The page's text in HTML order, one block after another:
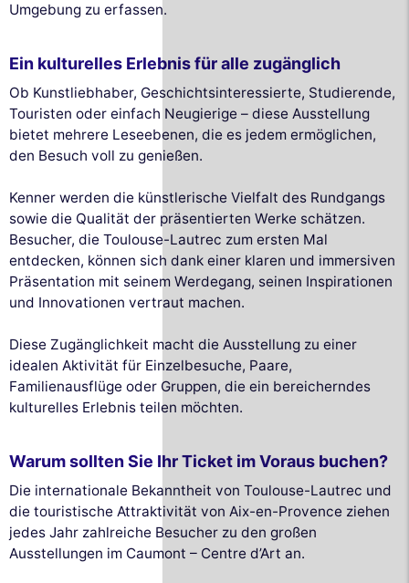
Umgebung zu erfassen.
Ein kulturelles Erlebnis für alle zugänglich
Ob Kunstliebhaber, Geschichtsinteressierte, Studierende,
Touristen oder einfach Neugierige – diese Ausstellung
bietet mehrere Leseebenen, die es jedem ermöglichen,
den Besuch voll zu genießen.
Kenner werden die künstlerische Vielfalt des Rundgangs
sowie die Qualität der präsentierten Werke schätzen.
Besucher, die Toulouse-Lautrec zum ersten Mal
entdecken, können sich dank einer klaren und immersiven
Präsentation mit seinem Werdegang, seinen Inspirationen
und Innovationen vertraut machen.
Diese Zugänglichkeit macht die Ausstellung zu einer
idealen Aktivität für Einzelbesuche, Paare,
Familienausflüge oder Gruppen, die ein bereicherndes
kulturelles Erlebnis teilen möchten.
Warum sollten Sie Ihr Ticket im Voraus buchen?
Die internationale Bekanntheit von Toulouse-Lautrec und
die touristische Attraktivität von Aix-en-Provence ziehen
jedes Jahr zahlreiche Besucher zu den großen
Ausstellungen im Caumont – Centre d’Art an.